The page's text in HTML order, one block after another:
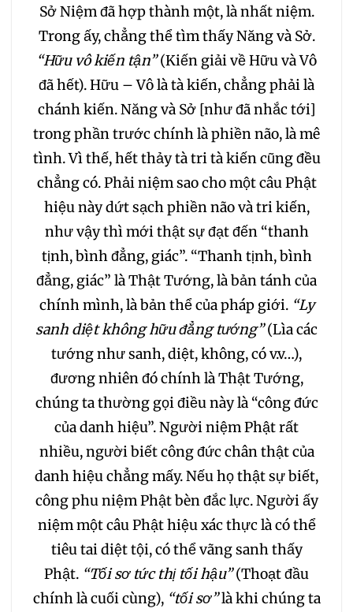
240 241
242 243 244
245 246 247
248 249 250
251 252 253
254 255 256
257 258 259
260 261 262
263 264 265
266 267 268
269 270 271
272 273 274
275 276 277
Sở Niệm đã hợp thành một, là nhất niệm.
Trong ấy, chẳng thể tìm thấy Năng và Sở.
“Hữu vô kiến tận”(Kiến giải về Hữu và Vô
đã hết). Hữu – Vô là tà kiến, chẳng phải là
chánh kiến. Năng và Sở [như đã nhắc tới]
trong phần trước chính là phiền não, là mê
tình. Vì thế, hết thảy tà tri tà kiến cũng đều
chẳng có. Phải niệm sao cho một câu Phật
hiệu này dứt sạch phiền não và tri kiến,
như vậy thì mới thật sự đạt đến “thanh
tịnh, bình đẳng, giác”. “Thanh tịnh, bình
đẳng, giác” là Thật Tướng, là bản tánh của
chính mình, là bản thể của pháp giới. “Ly
sanh diệt không hữu đẳng tướng”(Lìa các
tướng như sanh, diệt, không, có v.v…),
đương nhiên đó chính là Thật Tướng,
chúng ta thường gọi điều này là “công đức
của danh hiệu”. Người niệm Phật rất
nhiều, người biết công đức chân thật của
danh hiệu chẳng mấy. Nếu họ thật sự biết,
công phu niệm Phật bèn đắc lực. Người ấy
niệm một câu Phật hiệu xác thực là có thể
tiêu tai diệt tội, có thể vãng sanh thấy
Phật. “Tối sơ tức thị tối hậu”(Thoạt đầu
chính là cuối cùng), “tối sơ”là khi chúng ta